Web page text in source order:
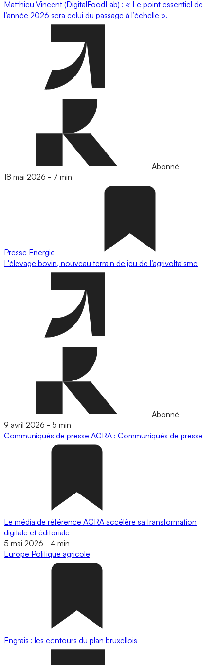
Matthieu Vincent (DigitalFoodLab) : « Le point essentiel de
l’année 2026 sera celui du passage à l’échelle ».
Abonné
18 mai 2026 - 7 min
Presse Energie
L'élevage bovin, nouveau terrain de jeu de l’agrivoltaïsme
Abonné
9 avril 2026 - 5 min
Communiqués de presse AGRA : Communiqués de presse
Le média de référence AGRA accélère sa transformation
digitale et éditoriale
5 mai 2026 - 4 min
Europe Politique agricole
Engrais : les contours du plan bruxellois